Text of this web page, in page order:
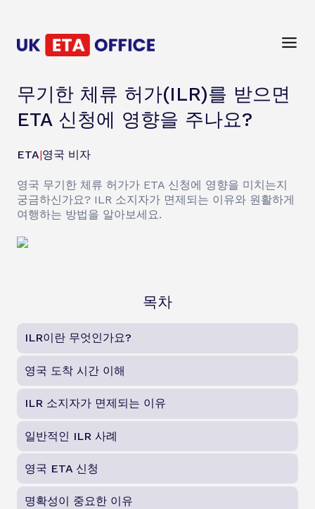
무기한 체류 허가(ILR)를 받으면
ETA 신청에 영향을 주나요?
ETA|영국 비자
영국 무기한 체류 허가가 ETA 신청에 영향을 미치는지
궁금하신가요? ILR 소지자가 면제되는 이유와 원활하게
여행하는 방법을 알아보세요.
목차
ILR이란 무엇인가요?
영국 도착 시간 이해
ILR 소지자가 면제되는 이유
일반적인 ILR 사례
영국 ETA 신청
명확성이 중요한 이유